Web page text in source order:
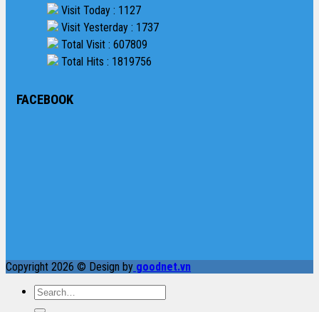
Visit Today : 1127
Visit Yesterday : 1737
Total Visit : 607809
Total Hits : 1819756
FACEBOOK
Copyright 2026 © Design by goodnet.vn
Search
for: